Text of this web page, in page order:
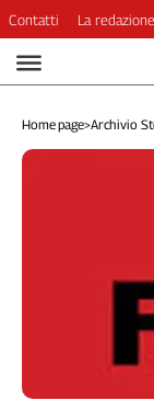
Video
Dirette
Longform
Internazionale
Contatti La redazione
Home page>Archivio